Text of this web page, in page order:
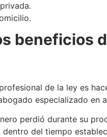
beneficios
de la ley es
especializado en
perdió durante su
dentro del tiempo